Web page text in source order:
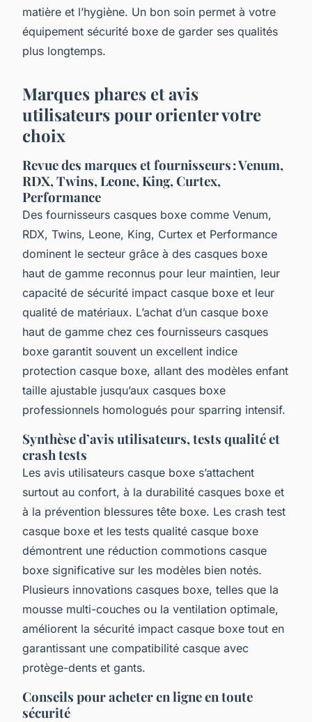
matière et l’hygiène. Un bon soin permet à votre
équipement sécurité boxe de garder ses qualités
plus longtemps.
Marques phares et avis
utilisateurs pour orienter votre
choix
Revue des marques et fournisseurs : Venum,
RDX, Twins, Leone, King, Curtex,
Performance
Des fournisseurs casques boxe comme Venum,
RDX, Twins, Leone, King, Curtex et Performance
dominent le secteur grâce à des casques boxe
haut de gamme reconnus pour leur maintien, leur
capacité de sécurité impact casque boxe et leur
qualité de matériaux. L’achat d’un casque boxe
haut de gamme chez ces fournisseurs casques
boxe garantit souvent un excellent indice
protection casque boxe, allant des modèles enfant
taille ajustable jusqu’aux casques boxe
professionnels homologués pour sparring intensif.
Synthèse d’avis utilisateurs, tests qualité et
crash tests
Les avis utilisateurs casque boxe s’attachent
surtout au confort, à la durabilité casques boxe et
à la prévention blessures tête boxe. Les crash test
casque boxe et les tests qualité casque boxe
démontrent une réduction commotions casque
boxe significative sur les modèles bien notés.
Plusieurs innovations casques boxe, telles que la
mousse multi-couches ou la ventilation optimale,
améliorent la sécurité impact casque boxe tout en
garantissant une compatibilité casque avec
protège-dents et gants.
Conseils pour acheter en ligne en toute
sécurité